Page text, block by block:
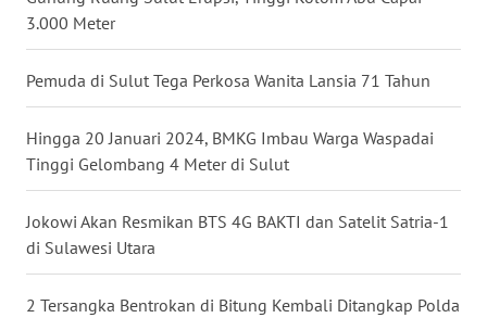
3.000 Meter
Pemuda di Sulut Tega Perkosa Wanita Lansia 71 Tahun
Hingga 20 Januari 2024, BMKG Imbau Warga Waspadai
Tinggi Gelombang 4 Meter di Sulut
Jokowi Akan Resmikan BTS 4G BAKTI dan Satelit Satria-1
di Sulawesi Utara
2 Tersangka Bentrokan di Bitung Kembali Ditangkap Polda
WN
KALTENG
WN
KALTARA
WN